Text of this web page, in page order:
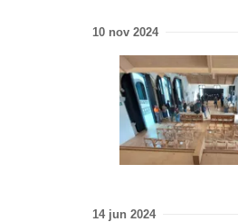
10 nov 2024
14 jun 2024